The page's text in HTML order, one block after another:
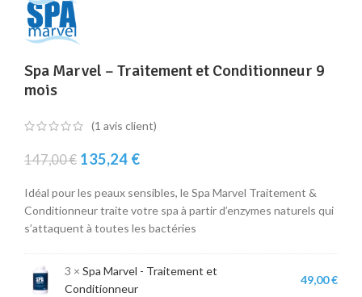
Spa Marvel – Traitement et Conditionneur 9
mois
(1 avis client)
147,00€ Le
initial
était :
147,00 €.
135,24 €Le
actuel
est :
135,24 €.
Idéal pour les peaux sensibles, le Spa Marvel Traitement &
Conditionneur traite votre spa à partir d’enzymes naturels qui
s’attaquent à toutes les bactéries
3 × Spa Marvel - Traitement et
Conditionneur
49,00€